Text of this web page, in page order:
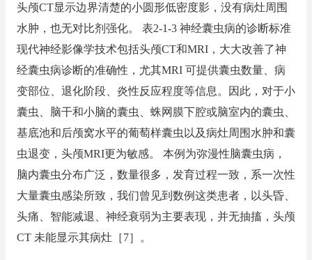
头颅CT显示边界清楚的小圆形低密度影，没有病灶周围
水肿，也无对比剂强化。 表2-1-3 神经囊虫病的诊断标准
现代神经影像学技术包括头颅CT和MRI，大大改善了神
经囊虫病诊断的准确性，尤其MRI 可提供囊虫数量、病
变部位、退化阶段、炎性反应程度等信息。因此，对于小
囊虫、脑干和小脑的囊虫、蛛网膜下腔或脑室内的囊虫、
基底池和后颅窝水平的葡萄样囊虫以及病灶周围水肿和囊
虫退变，头颅MRI更为敏感。 本例为弥漫性脑囊虫病，
脑内囊虫分布广泛，数量很多，发育过程一致，系一次性
大量囊虫感染所致，我们曾见到数例这类患者，以头昏、
头痛、智能减退、神经衰弱为主要表现，并无抽搐，头颅
CT 未能显示其病灶［7］。